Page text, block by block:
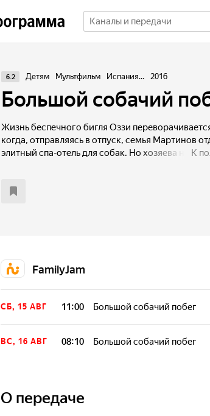
6.2 Детям Мультфильм Испания... 2016
Большой собачий
Жизнь беспечного бигля Оззи
когда, отправляясь в отпуск, семья Мартинов
элитный спа-отель для собак. Но хозяева не
через суперсистему охраны и злющих
К
FamilyJam
СБ, 15 АВГ 11:00 Большой собачий побег
ВС, 16 АВГ 08:10 Большой собачий побег
О передаче